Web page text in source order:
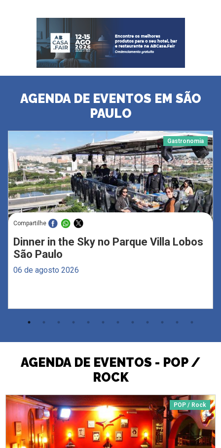
AGENDA DE EVENTOS EM SÃO
PAULO
Gastronomia
Compartilhe
Dinner in the Sky no Parque Villa Lobos
São Paulo
06 de agosto 2026
AGENDA DE EVENTOS - POP /
ROCK
POP / Rock